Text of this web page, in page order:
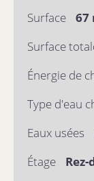
Surface
67
Surface
Énergie de
Type d'eau
Eaux usées
Étage